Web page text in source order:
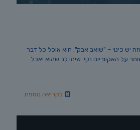
יש כינוי – "שואב אבק". הוא אוכל כל דבר
על האקווריום נקי. שימו לב שהוא יאכל
לקריאה נוספת